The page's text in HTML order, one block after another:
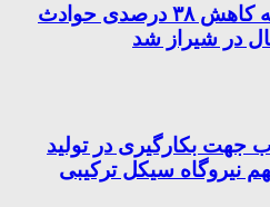
فرهنگ سازی منجر به کاهش ۳۸ درصدی حوادث
در شیراز شد
جهت بکارگیری در تولید
نیروگاه سیکل ترکیبی